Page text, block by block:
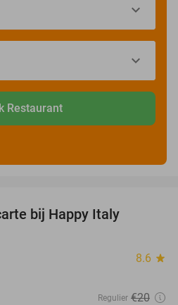
Restaurant
bij Happy Italy
8.6 star
Regulier €20